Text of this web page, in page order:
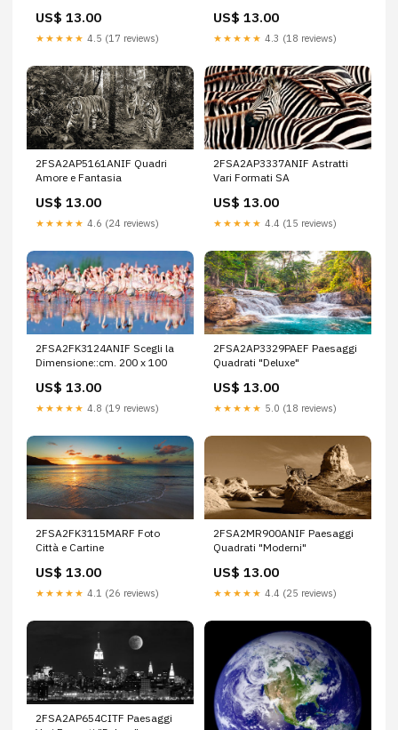
US$ 13.00
★★★★★ 4.5 (17 reviews)
US$ 13.00
★★★★★ 4.3 (18 reviews)
2FSA2AP5161ANIF Quadri
Amore e Fantasia
US$ 13.00
★★★★★ 4.6 (24 reviews)
2FSA2AP3337ANIF Astratti
Vari Formati SA
US$ 13.00
★★★★★ 4.4 (15 reviews)
2FSA2FK3124ANIF Scegli la
Dimensione::cm. 200 x 100
US$ 13.00
★★★★★ 4.8 (19 reviews)
2FSA2AP3329PAEF Paesaggi
Quadrati "Deluxe"
US$ 13.00
★★★★★ 5.0 (18 reviews)
2FSA2FK3115MARF Foto
Città e Cartine
US$ 13.00
★★★★★ 4.1 (26 reviews)
2FSA2MR900ANIF Paesaggi
Quadrati "Moderni"
US$ 13.00
★★★★★ 4.4 (25 reviews)
2FSA2AP654CITF Paesaggi